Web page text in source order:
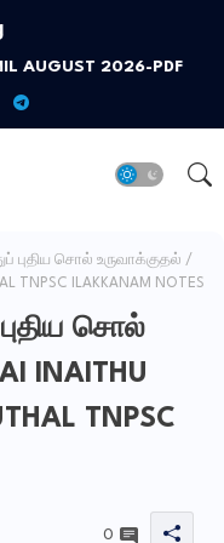
AUGUST 2026-PDF
சொல் உருவாக்குதல் /
TNPSC ILAKKANAM NOTES
சொல்
INAITHU
TNPSC
0